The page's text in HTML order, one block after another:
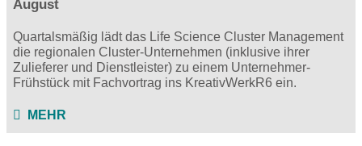
August
Quartalsmäßig lädt das Life Science Cluster Management
die regionalen Cluster-Unternehmen (inklusive ihrer
Zulieferer und Dienstleister) zu einem Unternehmer-
Frühstück mit Fachvortrag ins KreativWerkR6 ein.
MEHR